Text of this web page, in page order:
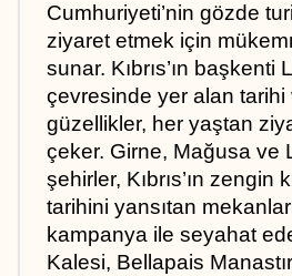
Cumhuriyeti’nin gözde
ziyaret etmek için
sunar. Kıbrıs’ın başkenti
çevresinde yer alan tarihi
güzellikler, her yaştan
çeker. Girne, Mağusa ve
şehirler, Kıbrıs’ın zengin
tarihini yansıtan
kampanya ile seyahat
Kalesi, Bellapais